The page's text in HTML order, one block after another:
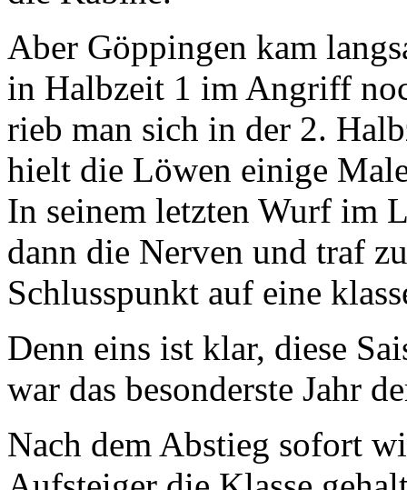
Aber Göppingen kam
in Halbzeit 1 im Angriff
rieb man sich in der 2.
hielt die Löwen einige
In seinem letzten Wurf im
dann die Nerven und traf
Schlusspunkt auf eine
Denn eins ist klar, diese
war das besonderste Jahr
Nach dem Abstieg sofort